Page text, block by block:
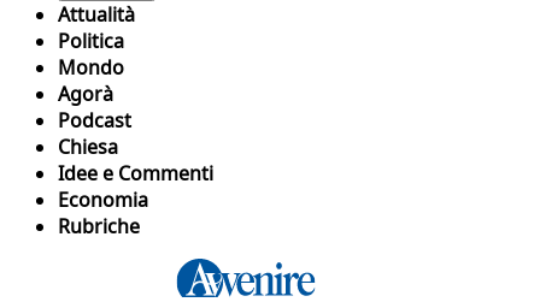
Attualità
Politica
Mondo
Agorà
Podcast
Chiesa
Idee e Commenti
Economia
Rubriche